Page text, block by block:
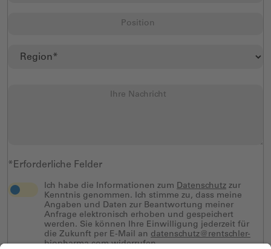
*Erforderliche Felder
Ich habe die Informationen zum Datenschutz zur
Kenntnis genommen. Ich stimme zu, dass meine
Angaben und Daten zur Beantwortung meiner
Anfrage elektronisch erhoben und gespeichert
werden. Sie können Ihre Einwilligung jederzeit für
die Zukunft per E-Mail an datenschutz@rentschler-
biopharma.comwiderrufen.